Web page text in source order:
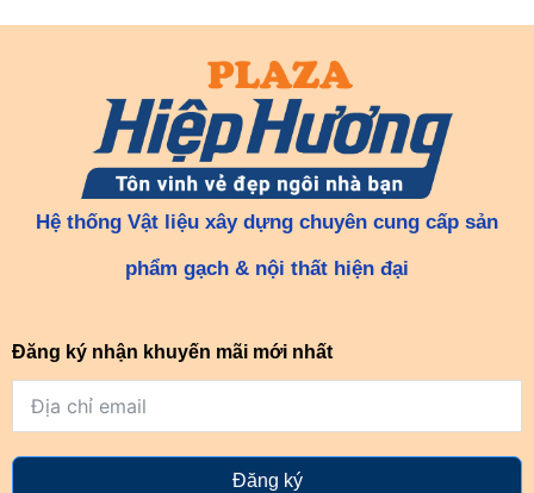
Hệ thống Vật liệu xây dựng chuyên cung cấp sản
phẩm gạch & nội thất hiện đại
Đăng ký nhận khuyến mãi mới nhất
Đăng ký